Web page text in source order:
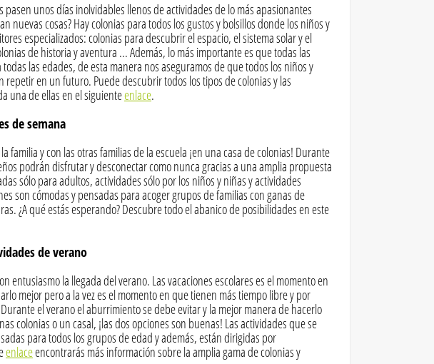
pasen unos días inolvidables llenos de actividades de lo más apasionantes
nuevas cosas? Hay colonias para todos los gustos y bolsillos donde los niños y
especializados: colonias para descubrir el espacio, el sistema solar y el
de historia y aventura ... Además, lo más importante es que todas las
las edades, de esta manera nos aseguramos de que todos los niños y
repetir en un futuro. Puede descubrir todos los tipos de colonias y las
una de ellas en el siguienteenlace.
de semana
familia y con las otras familias de la escuela ¡en una casa de colonias! Durante
podrán disfrutar y desconectar como nunca gracias a una amplia propuesta
sólo para adultos, actividades sólo por los niños y niñas y actividades
son cómodas y pensadas para acoger grupos de familias con ganas de
¿A qué estás esperando? Descubre todo el abanico de posibilidades en este
de verano
entusiasmo la llegada del verano. Las vacaciones escolares es el momento en
mejor pero a la vez es el momento en que tienen más tiempo libre y por
el verano el aburrimiento se debe evitar y la mejor manera de hacerlo
colonias o un casal, ¡las dos opciones son buenas! Las actividades que se
para todos los grupos de edad y además, están dirigidas por
enlaceencontrarás más información sobre la amplia gama de colonias y